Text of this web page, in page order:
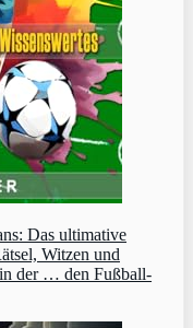
Das ultimative
Witzen und
in der … den Fußball-